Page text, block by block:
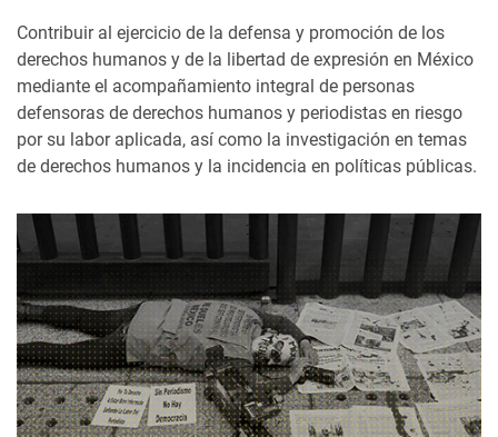
Contribuir al ejercicio de la defensa y promoción de los
derechos humanos y de la libertad de expresión en México
mediante el acompañamiento integral de personas
defensoras de derechos humanos y periodistas en riesgo
por su labor aplicada, así como la investigación en temas
de derechos humanos y la incidencia en políticas públicas.